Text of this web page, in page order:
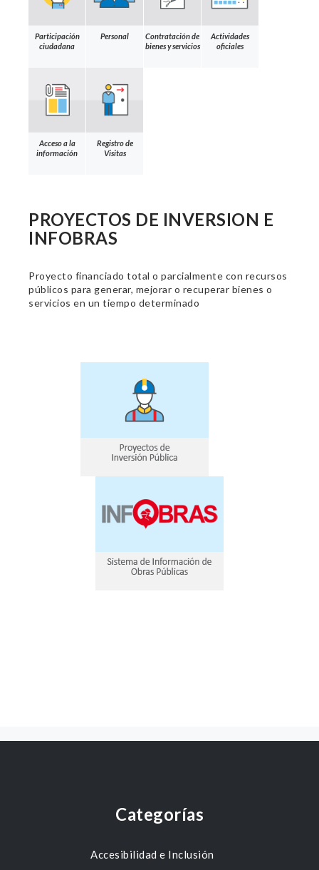
Participación
ciudadana
Personal
Contratación de
bienes y servicios
Actividades
oficiales
Acceso a la
información
Registro de
Visitas
PROYECTOS DE INVERSION E
INFOBRAS
Proyecto financiado total o parcialmente con recursos
públicos para generar, mejorar o recuperar bienes o
servicios en un tiempo determinado
Categorías
Accesibilidad e Inclusión